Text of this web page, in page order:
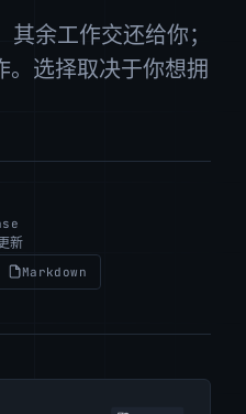
余工作交还给你；
。选择取决于你想拥
新
Markdown